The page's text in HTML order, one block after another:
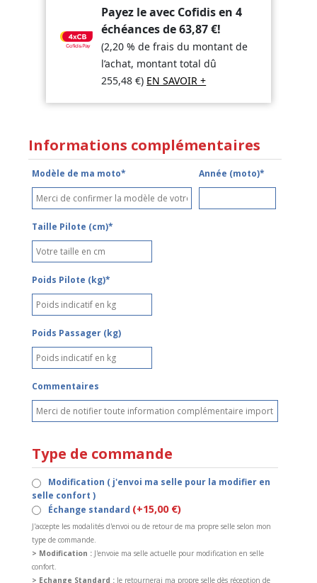
Payez le avec Cofidis en 4
échéances de63,87€!
(2,20 % de frais du montant de
l’achat, montant total dû
255,48€) EN SAVOIR +
Informations complémentaires
Modèle de ma moto* Année (moto)*
Taille Pilote (cm)*
Poids Pilote (kg)*
Poids Passager (kg)
Commentaires
Type de commande
Modification ( j'envoi ma selle pour la modifier en
selle confort )
Échange standard (+15,00 €)
J'accepte les modalités d'envoi ou de retour de ma propre selle selon mon
type de commande.
> Modification : J'envoie ma selle actuelle pour modification en selle
confort.
> Echange Standard :Je retournerai ma propre selle dès réception de